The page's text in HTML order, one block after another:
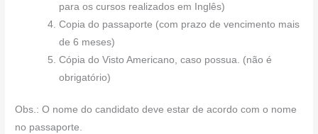
para os cursos realizados em Inglês)
Copia do passaporte (com prazo de vencimento mais
de 6 meses)
Cópia do Visto Americano, caso possua. (não é
obrigatório)
Obs.: O nome do candidato deve estar de acordo com o nome
no passaporte.